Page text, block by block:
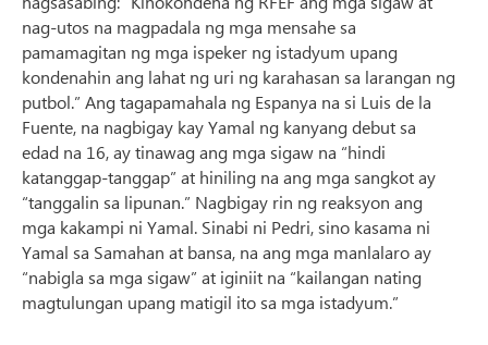
nag-utos na magpadala ng mga mensahe sa
pamamagitan ng mga ispeker ng istadyum upang
kondenahin ang lahat ng uri ng karahasan sa larangan ng
putbol.” Ang tagapamahala ng Espanya na si Luis de la
Fuente, na nagbigay kay Yamal ng kanyang debut sa
edad na 16, ay tinawag ang mga sigaw na “hindi
katanggap-tanggap” at hiniling na ang mga sangkot ay
“tanggalin sa lipunan.” Nagbigay rin ng reaksyon ang
mga kakampi ni Yamal. Sinabi ni Pedri, sino kasama ni
Yamal sa Samahan at bansa, na ang mga manlalaro ay
“nabigla sa mga sigaw” at iginiit na “kailangan nating
magtulungan upang matigil ito sa mga istadyum.”